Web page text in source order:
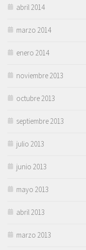
abril 2014
marzo 2014
enero 2014
noviembre 2013
octubre 2013
septiembre 2013
julio 2013
junio 2013
mayo 2013
abril 2013
marzo 2013